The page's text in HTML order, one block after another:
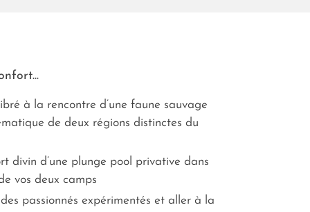
à la rencontre d’une faune sauvage
de deux régions distinctes du
divin d’une plunge pool privative dans
vos deux camps
passionnés expérimentés et aller à la